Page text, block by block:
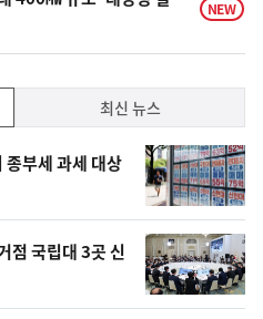
NEW
최신 뉴스
부세 과세 대상
국립대 3곳 신